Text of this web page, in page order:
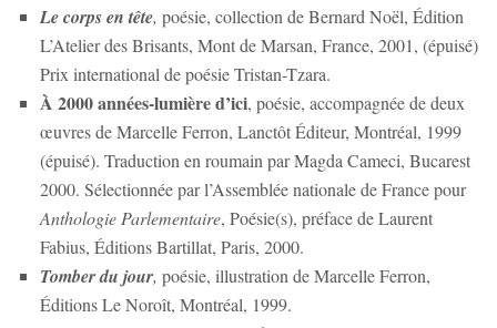
Le corps en tête, poésie, collection de Bernard Noël, Édition
L’Atelier des Brisants, Mont de Marsan, France, 2001, (épuisé)
Prix international de poésie Tristan-Tzara.
À 2000 années-lumière d’ici, poésie, accompagnée de deux
œuvres de Marcelle Ferron, Lanctôt Éditeur, Montréal, 1999
(épuisé). Traduction en roumain par Magda Cameci, Bucarest
2000. Sélectionnée par l’Assemblée nationale de France pour
Anthologie Parlementaire, Poésie(s), préface de Laurent
Fabius, Éditions Bartillat, Paris, 2000.
Tomber du jour, poésie, illustration de Marcelle Ferron,
Éditions Le Noroît, Montréal, 1999.